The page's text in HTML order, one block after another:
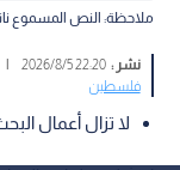
ملاحظة: النص المسموع
نشر :22:20 2026/8/5
|
فلسطين
لا تزال أعمال